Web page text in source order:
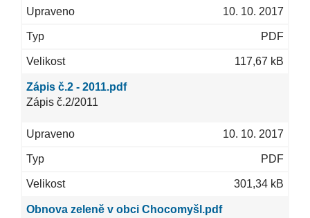
10. 10. 2017
PDF
117,67 kB
Zápis č.2 - 2011.pdf
Zápis č.2/2011
10. 10. 2017
PDF
301,34 kB
Obnova zeleně v obci Chocomyšl.pdf